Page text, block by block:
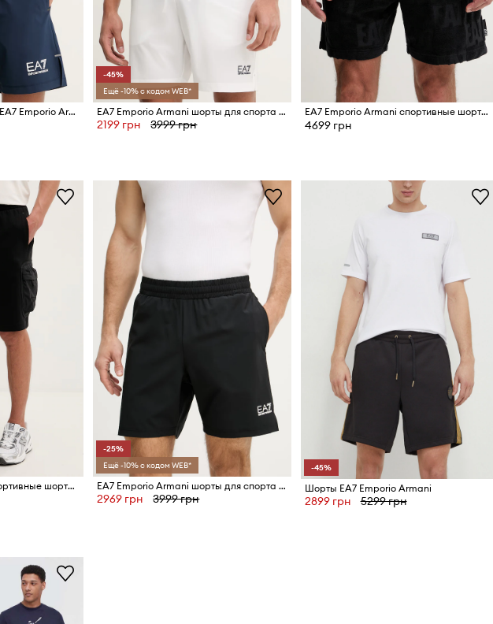
Тренировочные шорты EA7 Emporio Armani
-45%
Ещё -10% с кодом WEB*
EA7 Emporio Armani шорты для спорта мужские
2199 грн 3999 грн
EA7 Emporio Armani спортивные шорты мужские с хлопком
4699 грн
EA7 Emporio Armani Спортивные шорты для мужчин с хлопком
-25%
Ещё -10% с кодом WEB*
EA7 Emporio Armani шорты для спорта для мужчин
2969 грн 3999 грн
-45%
Шорты EA7 Emporio Armani
2899 грн 5299 грн